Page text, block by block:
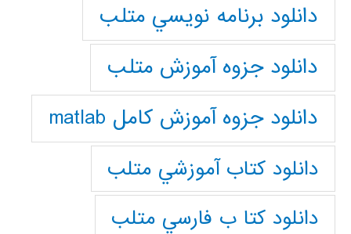
دانلود برنامه نويسي متلب
دانلود جزوه آموزش متلب
دانلود جزوه آموزش کامل matlab
دانلود كتاب آموزشي متلب
دانلود كتا ب فارسي متلب